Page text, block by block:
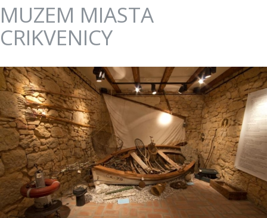
MUZEM MIASTA
CRIKVENICY